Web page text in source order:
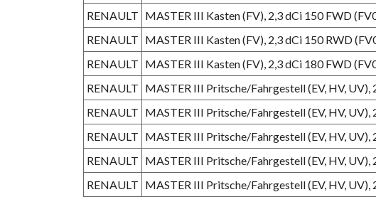
RENAULT MASTER III Kasten (FV), 2,3 dCi 150 FWD
RENAULT MASTER III Kasten (FV), 2,3 dCi 150 RWD
RENAULT MASTER III Kasten (FV), 2,3 dCi 180 FWD
RENAULT MASTER III Pritsche/Fahrgestell (EV, HV,
RENAULT MASTER III Pritsche/Fahrgestell (EV, HV,
RENAULT MASTER III Pritsche/Fahrgestell (EV, HV,
RENAULT MASTER III Pritsche/Fahrgestell (EV, HV,
RENAULT MASTER III Pritsche/Fahrgestell (EV, HV,